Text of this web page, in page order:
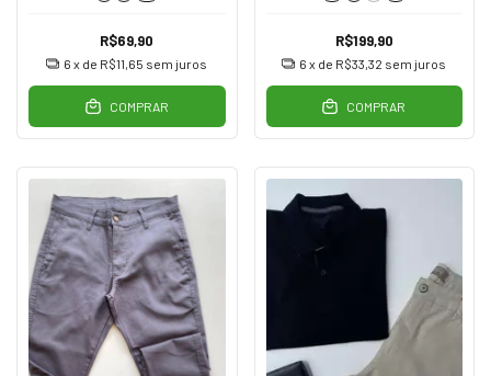
R$69,90
6 x de R$11,65 sem juros
COMPRAR
R$199,90
6 x de R$33,32 sem juros
COMPRAR